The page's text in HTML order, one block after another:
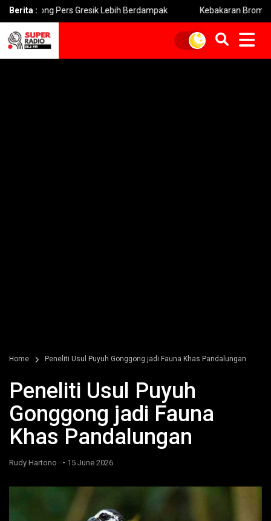
Berita :Pers Gresik Lebih Berdampak Kebakaran Bromo
Home Peneliti Usul Puyuh Gonggong jadi Fauna Khas Pandalungan
Peneliti Usul Puyuh
Gonggong jadi Fauna
Khas Pandalungan
Rudy Hartono - 15 June 2026